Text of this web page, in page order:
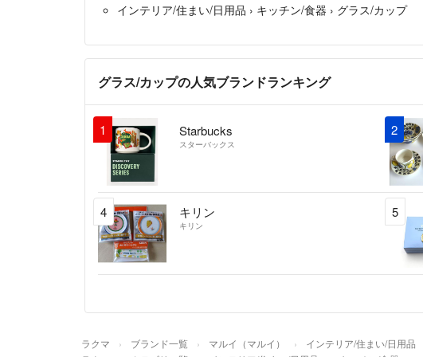
インテリア/住まい/日用品 › キッチン/食器 › グラス/カップ
グラス/カップの人気ブランドランキング
1 Starbucks
スターバックス
2
4 キリン
キリン
5
ラクマ ブランド一覧 マルイ（マルイ） インテリア/住まい/日用品